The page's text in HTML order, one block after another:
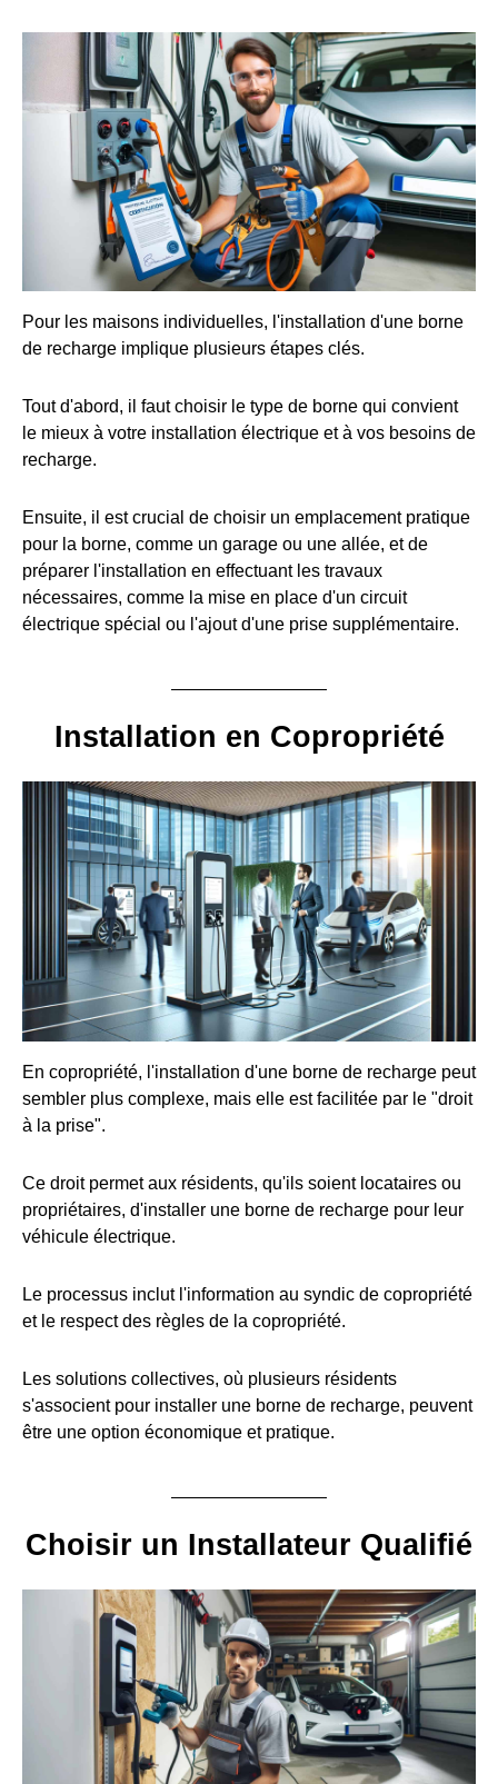
Pour les maisons individuelles, l'installation d'une borne
de recharge implique plusieurs étapes clés.
Tout d'abord, il faut choisir le type de borne qui convient
le mieux à votre installation électrique et à vos besoins de
recharge.
Ensuite, il est crucial de choisir un emplacement pratique
pour la borne, comme un garage ou une allée, et de
préparer l'installation en effectuant les travaux
nécessaires, comme la mise en place d'un circuit
électrique spécial ou l'ajout d'une prise supplémentaire.
Installation en Copropriété
En copropriété, l'installation d'une borne de recharge peut
sembler plus complexe, mais elle est facilitée par le "droit
à la prise".
Ce droit permet aux résidents, qu'ils soient locataires ou
propriétaires, d'installer une borne de recharge pour leur
véhicule électrique.
Le processus inclut l'information au syndic de copropriété
et le respect des règles de la copropriété.
Les solutions collectives, où plusieurs résidents
s'associent pour installer une borne de recharge, peuvent
être une option économique et pratique.
Choisir un Installateur Qualifié